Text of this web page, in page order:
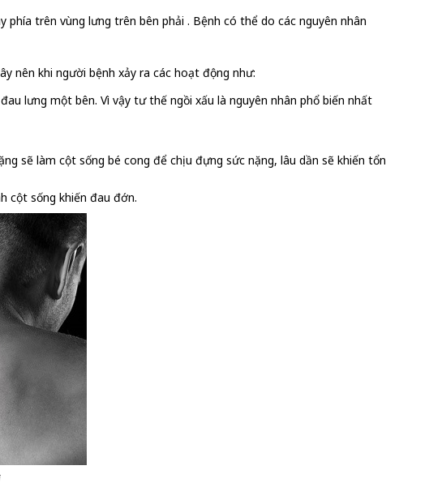
trên vùng lưng trên bên phải . Bệnh có thể do các nguyên nhân
nên khi người bệnh xảy ra các hoạt động như:
lưng một bên. Vì vậy tư thế ngồi xấu là nguyên nhân phổ biến nhất
sẽ làm cột sống bé cong để chịu đựng sức nặng, lâu dần sẽ khiến tổn
cột sống khiến đau đớn.